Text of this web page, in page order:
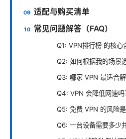
适配与购买清单
常见问题解答（FAQ）
Q1: VPN排行榜 的核心
Q2: 如何根据我的场景
Q3: 哪家 VPN 最适合解
Q4: VPN 会降低网速吗
Q5: 免费 VPN 的风险是
Q6: 一台设备需要多少